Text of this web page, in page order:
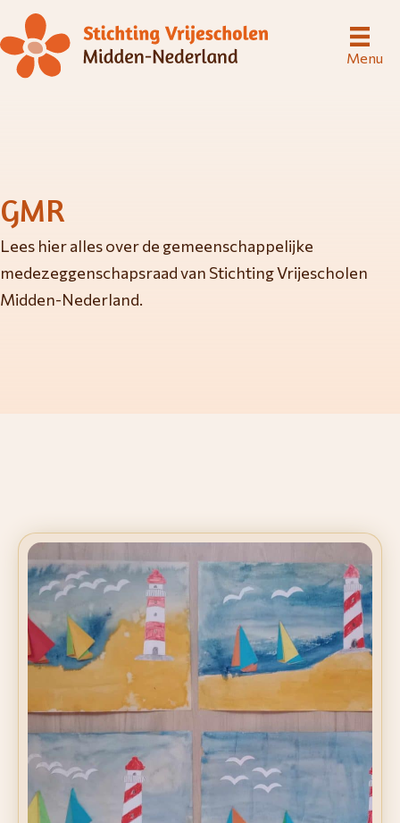
Menu
GMR
Lees hier alles over de gemeenschappelijke
medezeggenschapsraad van Stichting Vrijescholen
Midden-Nederland.